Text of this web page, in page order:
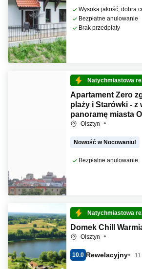
Wysoka jakość, dobra
Bezpłatne anulowanie
Brak przedpłaty
Natychmiastowa
Apartament Zero
plaży i Starówki - z
panoramę miasta
Olsztyn
Nowość w Nocowaniu!
Bezpłatne anulowanie
Natychmiastowa
Domek Chill
Olsztyn
10.0 Rewelacyjny